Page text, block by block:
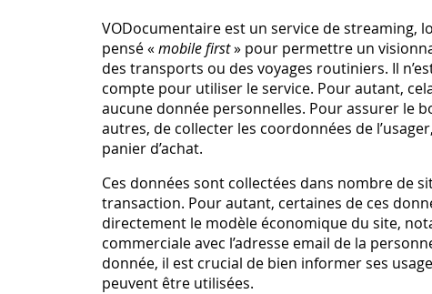
VODocumentaire est un service de streaming,
pensé «mobile first» pour permettre un
des transports ou des voyages routiniers. Il
compte pour utiliser le service. Pour autant,
aucune donnée personnelles. Pour assurer le
autres, de collecter les coordonnées de
panier d’achat.
Ces données sont collectées dans nombre de
transaction. Pour autant, certaines de ces
directement le modèle économique du site,
commerciale avec l’adresse email de la
donnée, il est crucial de bien informer ses
peuvent être utilisées.